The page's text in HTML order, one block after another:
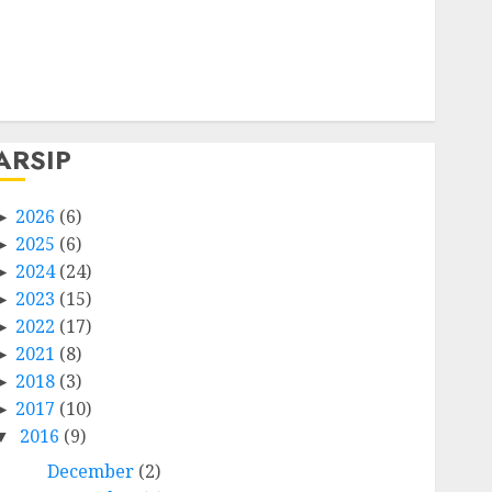
2026 (6)
2025 (6)
2024(24)
2023 (15)
2022 (17)
2021 (8)
2018(3)
2017 (10)
2016 (9)
December(2)